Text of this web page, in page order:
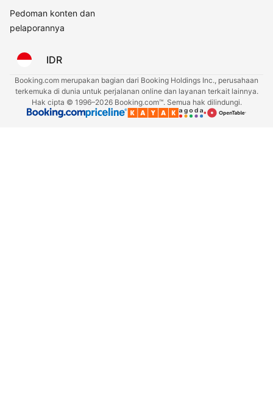
Pedoman konten dan
pelaporannya
IDR
Booking.com merupakan bagian dari Booking Holdings Inc., perusahaan
terkemuka di dunia untuk perjalanan online dan layanan terkait lainnya.
Hak cipta © 1996–2026 Booking.com™. Semua hak dilindungi.